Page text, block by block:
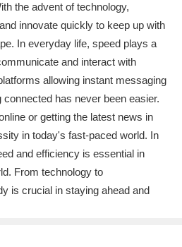
the advent of technology,
innovate quickly to keep up with
In everyday life, speed plays a
and interact with
allowing instant messaging
has never been easier.
or getting the latest news in
in today's fast-paced world. In
and efficiency is essential in
From technology to
is crucial in staying ahead and